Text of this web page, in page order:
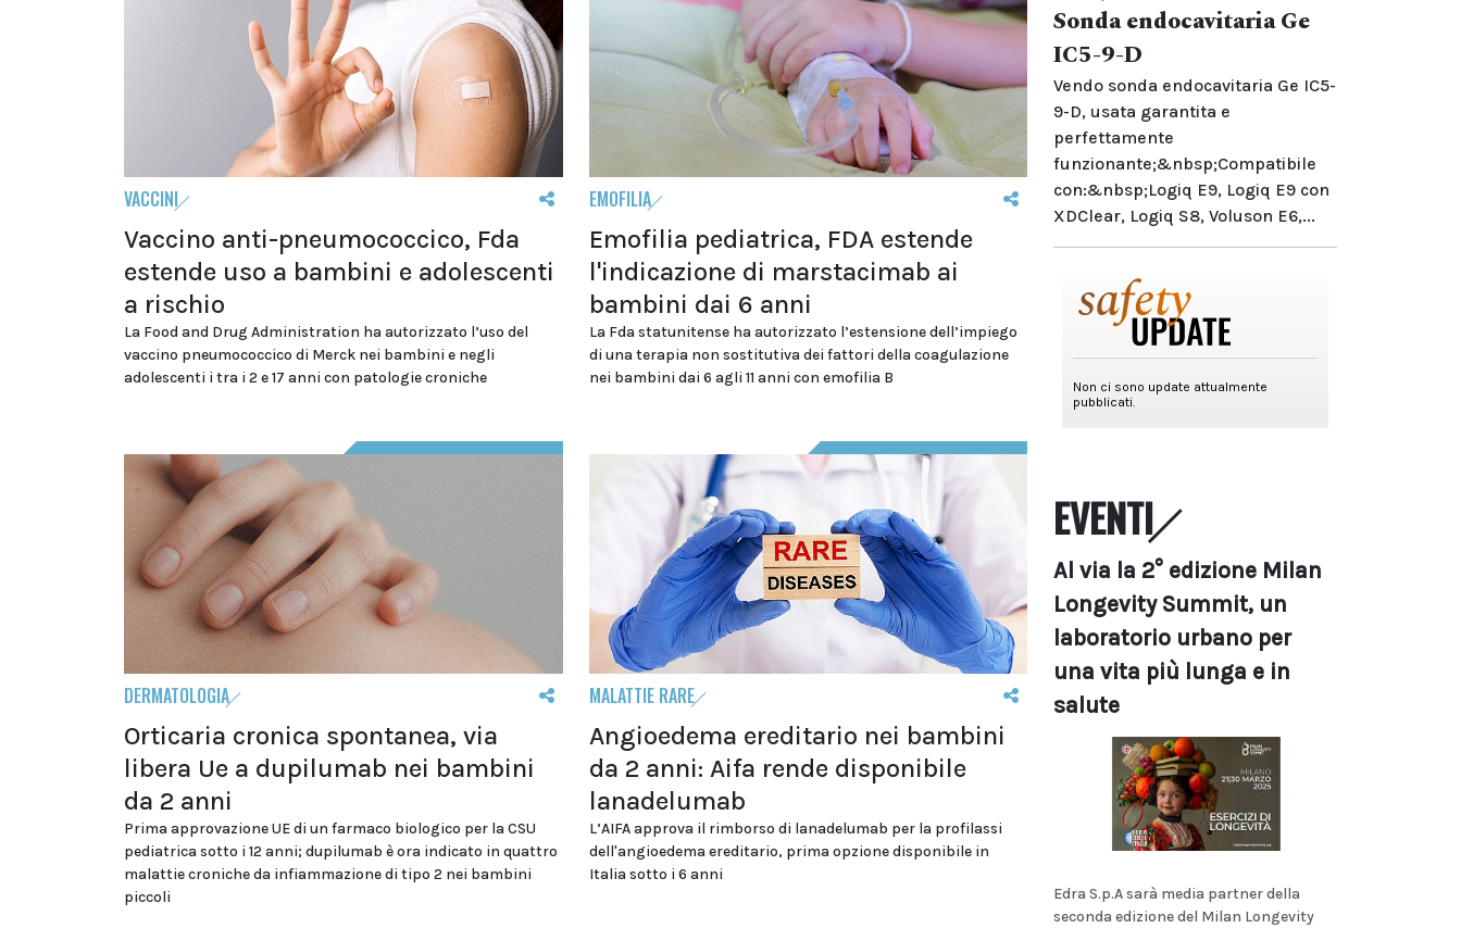
VACCINI
Vaccino anti-pneumococcico, Fda
estende uso a bambini e adolescenti
a rischio
La Food and Drug Administration ha autorizzato l’uso del
vaccino pneumococcico di Merck nei bambini e negli
adolescenti i tra i 2 e 17 anni con patologie croniche
EMOFILIA
Emofilia pediatrica, FDA estende
l'indicazione di marstacimab ai
bambini dai 6 anni
La Fda statunitense ha autorizzato l’estensione dell’impiego
di una terapia non sostitutiva dei fattori della coagulazione
nei bambini dai 6 agli 11 anni con emofilia B
DERMATOLOGIA
Orticaria cronica spontanea, via
libera Ue a dupilumab nei bambini
da 2 anni
Prima approvazione UE di un farmaco biologico per la CSU
pediatrica sotto i 12 anni; dupilumab è ora indicato in quattro
malattie croniche da infiammazione di tipo 2 nei bambini
piccoli
MALATTIE RARE
Angioedema ereditario nei bambini
da 2 anni: Aifa rende disponibile
lanadelumab
L’AIFA approva il rimborso di lanadelumab per la profilassi
dell'angioedema ereditario, prima opzione disponibile in
Italia sotto i 6 anni
Sonda endocavitaria Ge
IC5-9-D
Vendo sonda endocavitaria Ge IC5-
9-D, usata garantita e
perfettamente
funzionante;&nbsp;Compatibile
con:&nbsp;Logiq E9, Logiq E9 con
XDClear, Logiq S8, Voluson E6,...
EVENTI
Al via la 2° edizione Milan
Longevity Summit, un
laboratorio urbano per
una vita più lunga e in
salute
Edra S.p.A sarà media partner della
seconda edizione del Milan Longevity